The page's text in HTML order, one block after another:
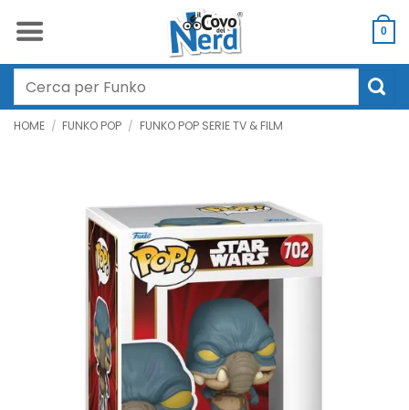
0
Cerca:
HOME / FUNKO POP / FUNKO POP SERIE TV & FILM